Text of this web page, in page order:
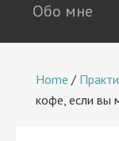
Обо мне
Home /
кофе, если вы